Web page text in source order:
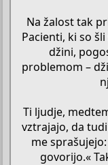
Na žalost tak
Pacienti, ki so
džini,
problemom –
Ti ljudje,
vztrajajo, da
me
govorijo.«